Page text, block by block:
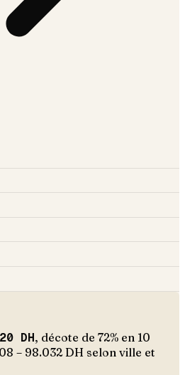
DH, décote de 72% en 10
– 98.032DH selon ville et